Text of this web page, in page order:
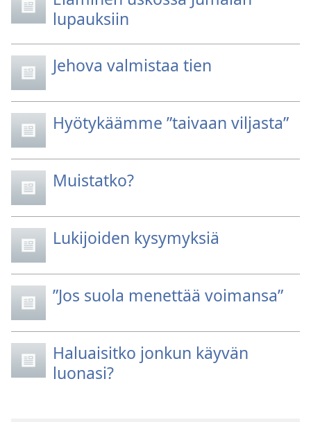
lupauksiin
Jehova valmistaa tien
Hyötykäämme ”taivaan viljasta”
Muistatko?
Lukijoiden kysymyksiä
”Jos suola menettää voimansa”
Haluaisitko jonkun käyvän
luonasi?